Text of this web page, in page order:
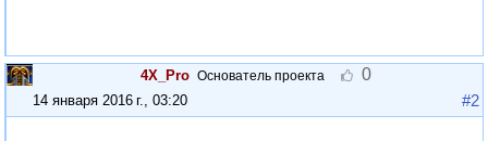
4X_Pro Основатель проекта 0
14 января 2016 г., 03:20 #2